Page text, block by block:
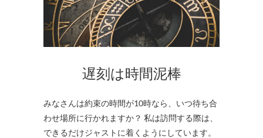
遅刻は時間泥棒
みなさんは約束の時間が10時なら、いつ待ち合
わせ場所に行かれますか？ 私は訪問する際は、
できるだけジャストに着くようにしています。